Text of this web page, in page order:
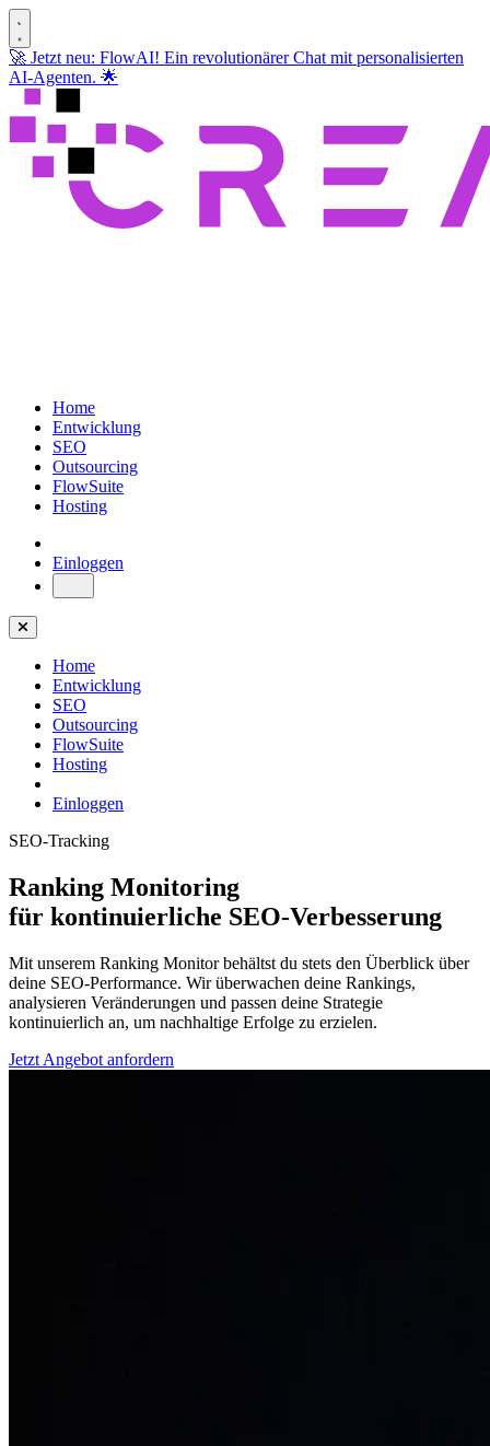
🚀 Jetzt neu: FlowAI! Ein revolutionärer Chat mit personalisierten
AI-Agenten. 🌟
Home
Entwicklung
SEO
Outsourcing
FlowSuite
Hosting
Einloggen
Home
Entwicklung
SEO
Outsourcing
FlowSuite
Hosting
Einloggen
SEO-Tracking
Ranking Monitoring
für kontinuierliche SEO-Verbesserung
Mit unserem Ranking Monitor behältst du stets den Überblick über
deine SEO-Performance. Wir überwachen deine Rankings,
analysieren Veränderungen und passen deine Strategie
kontinuierlich an, um nachhaltige Erfolge zu erzielen.
Jetzt Angebot anfordern